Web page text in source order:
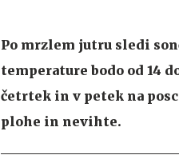
Po mrzlem jutru sledi
temperature bodo od 14
četrtek in v petek na
plohe in nevihte.